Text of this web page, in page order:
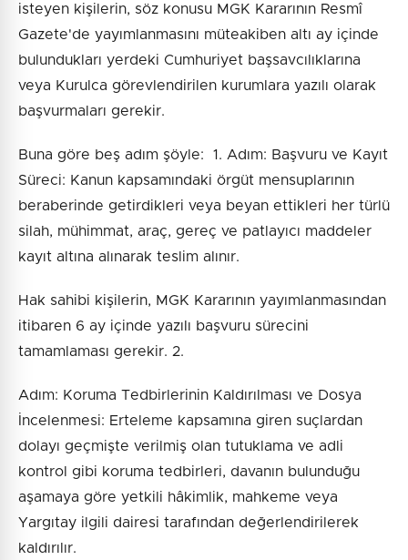
isteyen kişilerin, söz konusu MGK Kararının Resmî
Gazete'de yayımlanmasını müteakiben altı ay içinde
bulundukları yerdeki Cumhuriyet başsavcılıklarına
veya Kurulca görevlendirilen kurumlara yazılı olarak
başvurmaları gerekir.
Buna göre beş adım şöyle: 1. Adım: Başvuru ve Kayıt
Süreci: Kanun kapsamındaki örgüt mensuplarının
beraberinde getirdikleri veya beyan ettikleri her türlü
silah, mühimmat, araç, gereç ve patlayıcı maddeler
kayıt altına alınarak teslim alınır.
Hak sahibi kişilerin, MGK Kararının yayımlanmasından
itibaren 6 ay içinde yazılı başvuru sürecini
tamamlaması gerekir. 2.
Adım: Koruma Tedbirlerinin Kaldırılması ve Dosya
İncelenmesi: Erteleme kapsamına giren suçlardan
dolayı geçmişte verilmiş olan tutuklama ve adli
kontrol gibi koruma tedbirleri, davanın bulunduğu
aşamaya göre yetkili hâkimlik, mahkeme veya
Yargıtay ilgili dairesi tarafından değerlendirilerek
kaldırılır.